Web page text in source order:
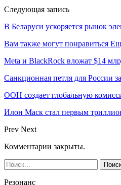
Следующая запись
В Беларуси ускоряется рынок
Вам также могут понравиться
Meta и BlackRock вложат $14
Санкционная петля для России
ООН создает глобальную
Илон Маск стал первым
Prev Next
Комментарии закрыты.
Резонанс